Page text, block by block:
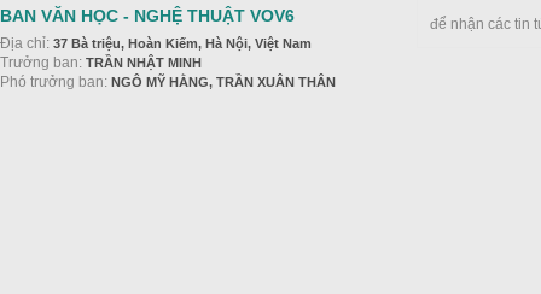
BAN VĂN HỌC - NGHỆ THUẬT VOV6
Địa chỉ: 37 Bà triệu, Hoàn Kiếm, Hà Nội, Việt Nam
Trưởng ban: TRẦN NHẬT MINH
Phó trưởng ban: NGÔ MỸ HẰNG, TRẦN XUÂN THÂN
để nhận các tin